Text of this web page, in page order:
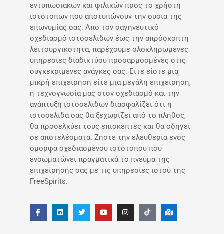
εντυπωσιακών και φιλικών προς το χρήστη
ιστότοπων που αποτυπώνουν την ουσία της
επωνυμίας σας. Από τον σαγηνευτικό
σχεδιασμό ιστοσελίδων έως την απρόσκοπτη
λειτουργικότητα, παρέχουμε ολοκληρωμένες
υπηρεσίες διαδικτύου προσαρμοσμένες στις
συγκεκριμένες ανάγκες σας. Είτε είστε μια
μικρή επιχείρηση είτε μια μεγάλη επιχείρηση,
η τεχνογνωσία μας στον σχεδιασμό και την
ανάπτυξη ιστοσελίδων διασφαλίζει ότι η
ιστοσελίδα σας θα ξεχωρίζει από το πλήθος,
θα προσελκύει τους επισκέπτες και θα οδηγεί
σε αποτελέσματα. Ζήστε την ελευθερία ενός
όμορφα σχεδιασμένου ιστότοπου που
ενσωματώνει πραγματικά το πνεύμα της
επιχείρησής σας με τις υπηρεσίες ιστού της
FreeSpirits.